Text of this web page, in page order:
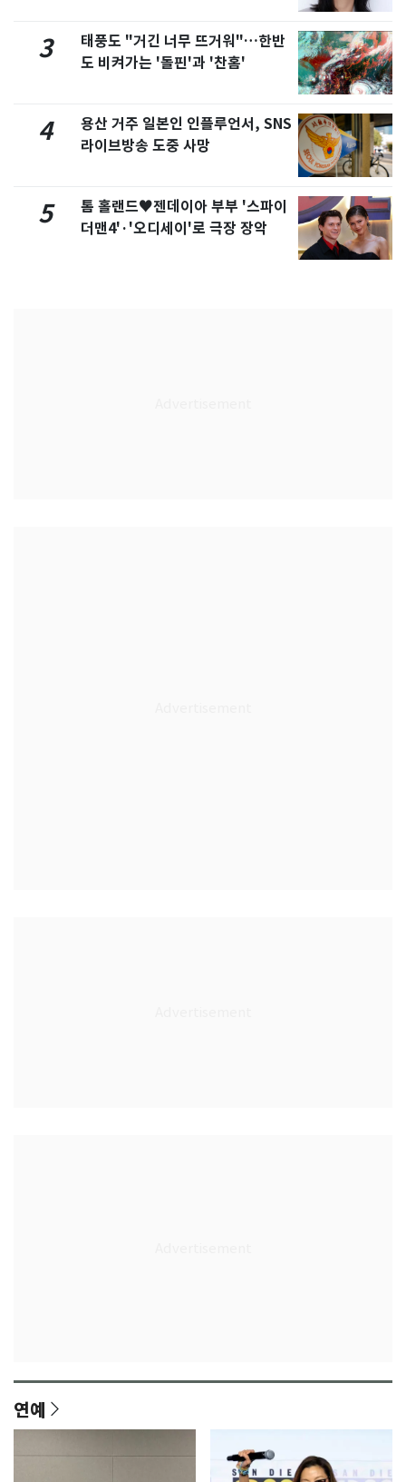
3
태풍도 "거긴 너무 뜨거워"…한반
도 비켜가는 '돌핀'과 '찬홈'
4
용산 거주 일본인 인플루언서, SNS
라이브방송 도중 사망
5
톰 홀랜드♥젠데이아 부부 '스파이
더맨4'·'오디세이'로 극장 장악
연예